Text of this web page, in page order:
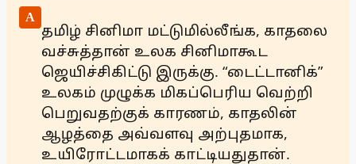
A
தமிழ் சினிமா மட்டுமில்லீங்க, காதலை
வச்சுத்தான் உலக சினிமாகூட
ஜெயிச்சிகிட்டு இருக்கு. “டைட்டானிக்”
உலகம் முழுக்க மிகப்பெரிய வெற்றி
பெறுவதற்குக் காரணம், காதலின்
ஆழத்தை அவ்வளவு அற்புதமாக,
உயிரோட்டமாகக் காட்டியதுதான்.